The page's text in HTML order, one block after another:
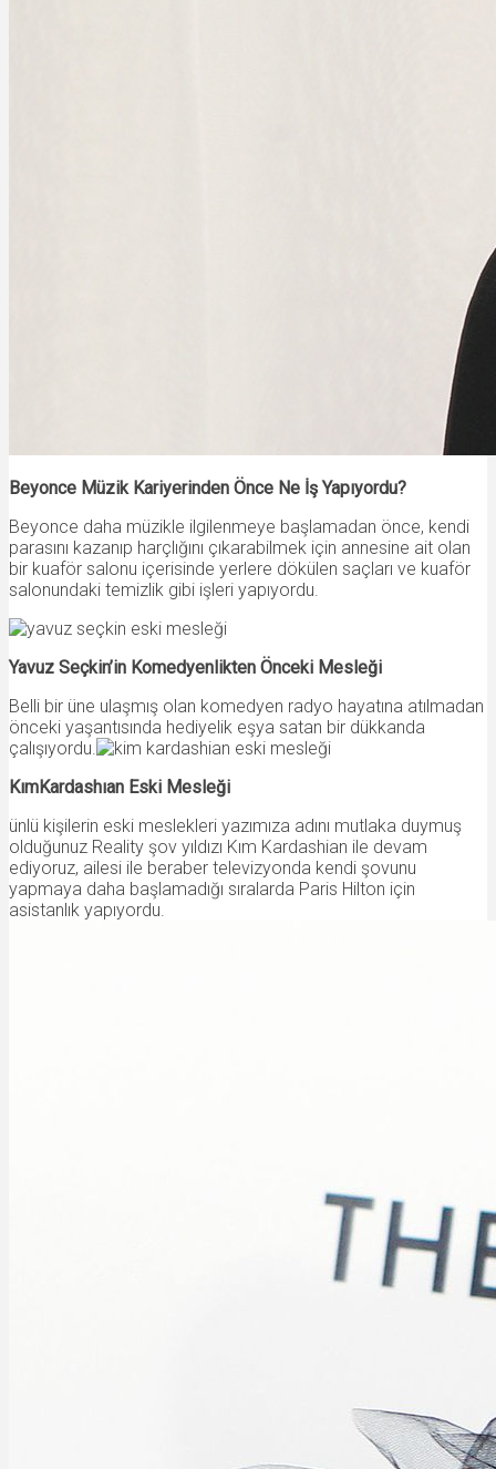
Beyonce Müzik Kariyerinden Önce Ne İş Yapıyordu?
Beyonce daha müzikle ilgilenmeye başlamadan önce, kendi
parasını kazanıp harçlığını çıkarabilmek için annesine ait olan
bir kuaför salonu içerisinde yerlere dökülen saçları ve kuaför
salonundaki temizlik gibi işleri yapıyordu.
Yavuz Seçkin’in Komedyenlikten Önceki Mesleği
Belli bir üne ulaşmış olan komedyen radyo hayatına atılmadan
önceki yaşantısında hediyelik eşya satan bir dükkanda
çalışıyordu.
KımKardashıan Eski Mesleği
ünlü kişilerin eski meslekleri yazımıza adını mutlaka duymuş
olduğunuz Reality şov yıldızı Kım Kardashian ile devam
ediyoruz, ailesi ile beraber televizyonda kendi şovunu
yapmaya daha başlamadığı sıralarda Paris Hilton için
asistanlık yapıyordu.